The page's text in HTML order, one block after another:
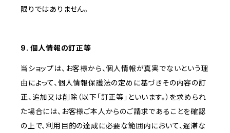
限りではありません。
9. 個人情報の訂正等
当ショップは、お客様から、個人情報が真実でないという理
由によって、個人情報保護法の定めに基づきその内容の訂
正、追加又は削除（以下「訂正等」といいます。）を求められ
た場合には、お客様ご本人からのご請求であることを確認
の上で、利用目的の達成に必要な範囲内において、遅滞な